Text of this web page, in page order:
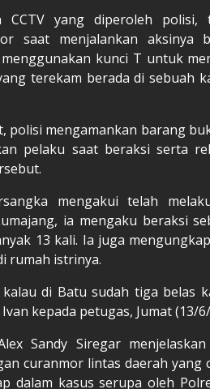
CCTV yang diperoleh polisi,
saat menjalankan aksinya
kunci T untuk
terekam berada di sebuah
polisi mengamankan barang
pelaku saat beraksi serta
mengakui telah
ia mengaku beraksi
13 kali. Ia juga
rumah istrinya.
di Batu sudah tiga belas
kepada petugas, Jumat (13/
Sandy Siregar
curanmor lintas daerah yang
dalam kasus serupa oleh